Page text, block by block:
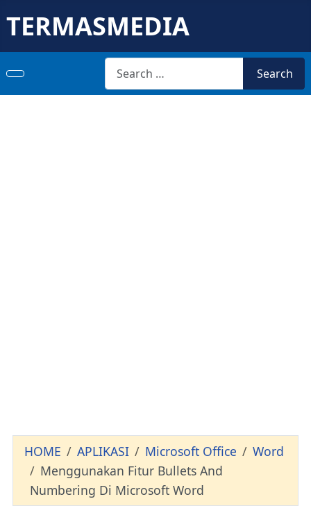
TERMASMEDIA
Search Search
HOME APLIKASI Microsoft Office
Word
Menggunakan Fitur Bullets And
Numbering Di Microsoft Word